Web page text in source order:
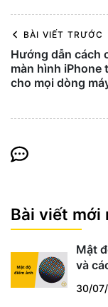
BÀI VIẾT TRƯỚC
Hướng dẫn cách
màn hình iPhone
cho mọi dòng
Bài viết mới
Mật
và
30/